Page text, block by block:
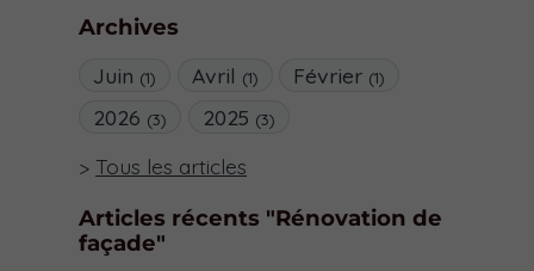
Archives
Juin (1) Avril (1) Février (1)
2026 (3) 2025 (3)
Tous les articles
Articles récents "Rénovation de
façade"